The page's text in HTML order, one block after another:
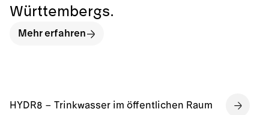
HYDR8 – Trinkwasser im öffentlichen Raum
Württembergs.
Mehr erfahren